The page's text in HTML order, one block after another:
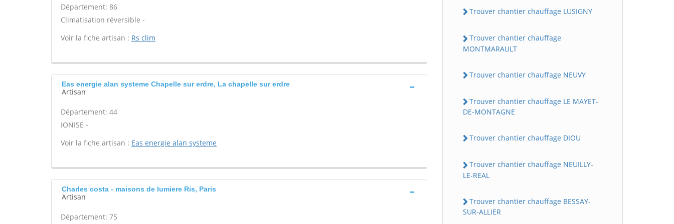
Département: 86
Climatisation réversible -
Voir la fiche artisan : Rs clim
Eas energie alan systeme Chapelle sur erdre, La chapelle sur erdre
Artisan
Département: 44
IONISE -
Voir la fiche artisan : Eas energie alan systeme
Charles costa - maisons de lumiere Ris, Paris
Artisan
Département: 75
Trouver chantier chauffage LUSIGNY
Trouver chantier chauffage
MONTMARAULT
Trouver chantier chauffage NEUVY
Trouver chantier chauffage LE MAYET-
DE-MONTAGNE
Trouver chantier chauffage DIOU
Trouver chantier chauffage NEUILLY-
LE-REAL
Trouver chantier chauffage BESSAY-
SUR-ALLIER